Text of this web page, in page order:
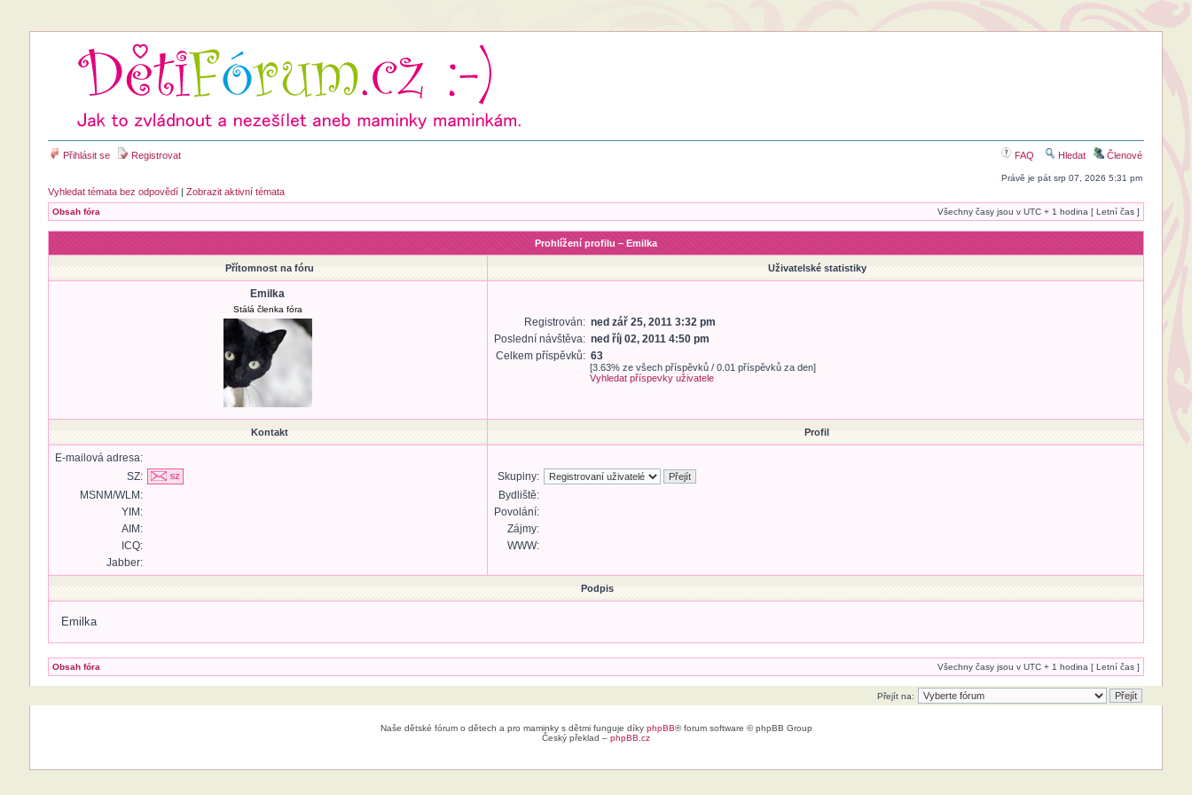
Přihlásit se Registrovat FAQ Hledat Členové
Právě je pát srp 07, 2026 5:31 pm
Vyhledat témata bez odpovědí| Zobrazit aktivní témata
Obsah fóra Všechny časy jsou v UTC + 1 hodina [ Letní čas ]
Prohlížení profilu – Emilka
Přítomnost na fóru Uživatelské statistiky
Emilka
Stálá členka fóra
Registrován: ned zář 25, 2011 3:32 pm
Poslední návštěva: ned říj 02, 2011 4:50 pm
Celkem příspěvků: 63
[3.63% ze všech příspěvků / 0.01 příspěvků za den]
Vyhledat příspevky uživatele
Kontakt Profil
E-mailová adresa:
SZ:
MSNM/WLM:
YIM:
AIM:
ICQ:
Jabber:
Skupiny:
Bydliště:
Povolání:
Zájmy:
WWW:
Podpis
Emilka
Obsah fóra Všechny časy jsou v UTC + 1 hodina [ Letní čas ]
Přejít na:
Naše dětské fórum o dětech a pro maminky s dětmi funguje díky phpBB® forum software © phpBB Group
Český překlad – phpBB.cz